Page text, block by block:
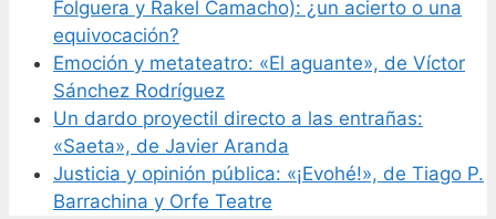
Folguera y Rakel Camacho): ¿un acierto o una
equivocación?
Emoción y metateatro: «El aguante», de Víctor
Sánchez Rodríguez
Un dardo proyectil directo a las entrañas:
«Saeta», de Javier Aranda
Justicia y opinión pública: «¡Evohé!», de Tiago P.
Barrachina y Orfe Teatre